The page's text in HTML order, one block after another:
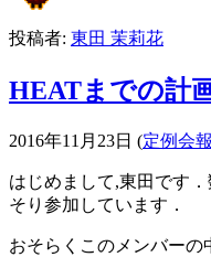
投稿者: 東田 茉莉花
HEATまでの計
2016年11月23日 (定例会
はじめまして,東田です
そり参加しています．
おそらくこのメンバー